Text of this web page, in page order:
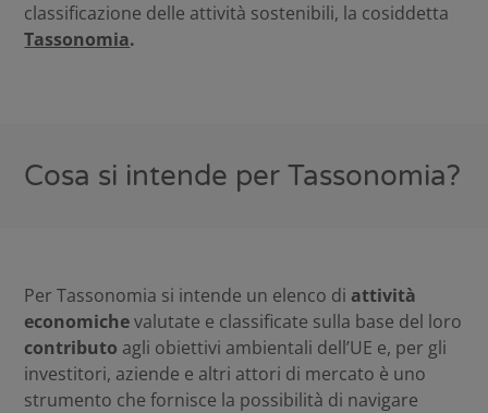
classificazione delle attività sostenibili, la cosiddetta
Tassonomia.
Cosa si intende per Tassonomia?
Per Tassonomia si intende un elenco di attività
economichevalutate e classificate sulla base del loro
contributo agli obiettivi ambientali dell’UE e, per gli
investitori, aziende e altri attori di mercato è uno
strumento che fornisce la possibilità di navigare